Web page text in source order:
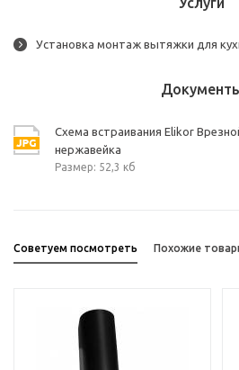
Установка монтаж вытяжки для
Схема встраивания Elikor
нержавейка
Размер: 52,3 кб
Советуем посмотреть Похожие